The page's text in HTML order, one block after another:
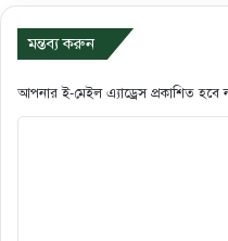
মন্তব্য করুন
আপনার ই-মেইল এ্যাড্রেস প্রকাশিত হবে